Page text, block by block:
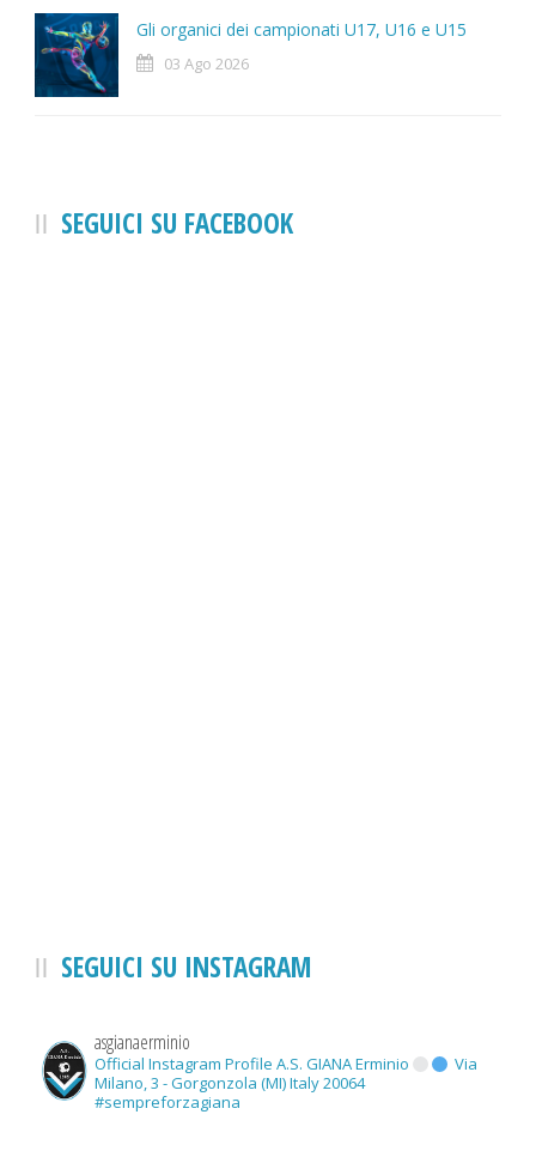
Gli organici dei campionati U17, U16 e U15
03 Ago 2026
SEGUICI SU FACEBOOK
SEGUICI SU INSTAGRAM
asgianaerminio
Official Instagram Profile A.S. GIANA Erminio
Via
Milano, 3 - Gorgonzola (MI) Italy 20064
#sempreforzagiana